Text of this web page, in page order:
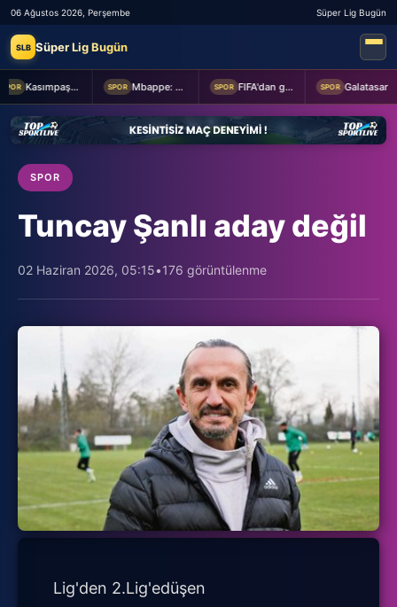
06 Ağustos 2026, Perşembe Süper Lig Bugün
SLB Süper Lig Bugün
Kasımpaşa ile Hull City hazırlık maçında berabere kaldı SPOR Mbappe: Bahis reklamlarında oynamam SPOR FIFA'dan geri adım SPOR Galatasaray taraftarından yönetime transfer tepkisi!
SPOR
Tuncay Şanlı aday değil
02 Haziran 2026, 05:15•176 görüntülenme
Lig'den 2.Lig'edüşen